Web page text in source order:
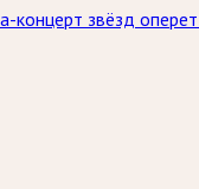
концерт звёзд